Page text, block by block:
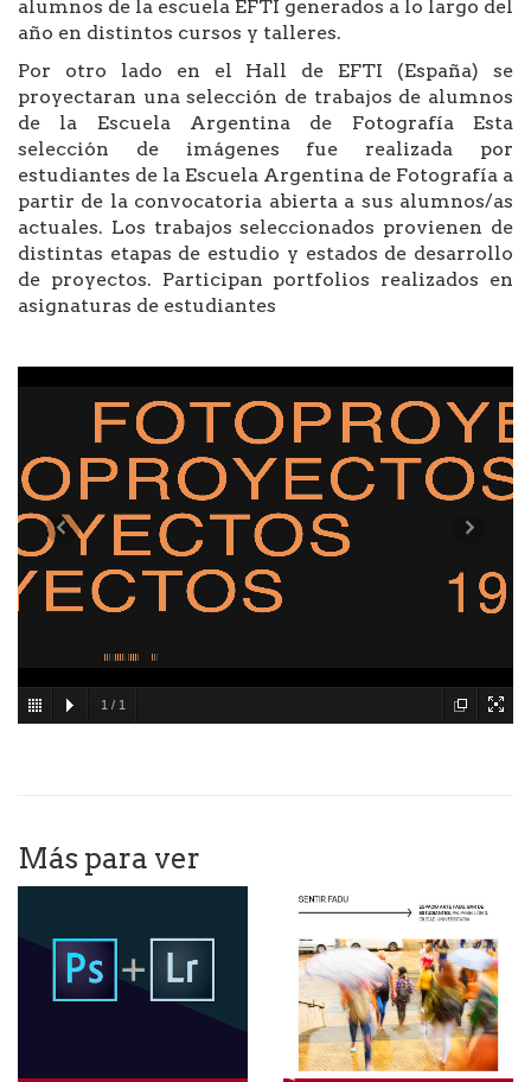
alumnos de la escuela EFTI generados a lo largo del
año en distintos cursos y talleres.
Por otro lado en el Hall de EFTI (España) se
proyectaran una selección de trabajos de alumnos
de la Escuela Argentina de Fotografía Esta
selección de imágenes fue realizada por
estudiantes de la Escuela Argentina de Fotografía a
partir de la convocatoria abierta a sus alumnos/as
actuales. Los trabajos seleccionados provienen de
distintas etapas de estudio y estados de desarrollo
de proyectos. Participan portfolios realizados en
asignaturas de estudiantes
1 / 1
Más para ver
Autora: Alejandra Protti